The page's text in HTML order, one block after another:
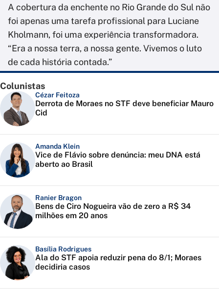
A cobertura da enchente no Rio Grande do Sul não
foi apenas uma tarefa profissional para Luciane
Kholmann, foi uma experiência transformadora.
“Era a nossa terra, a nossa gente. Vivemos o luto
de cada história contada.”
Colunistas
Cézar Feitoza
Derrota de Moraes no STF deve beneficiar Mauro
Cid
Amanda Klein
Vice de Flávio sobre denúncia: meu DNA está
aberto ao Brasil
Ranier Bragon
Bens de Ciro Nogueira vão de zero a R$ 34
milhões em 20 anos
Basília Rodrigues
Ala do STF apoia reduzir pena do 8/1; Moraes
decidiria casos